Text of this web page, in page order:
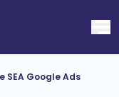
SEA Google Ads